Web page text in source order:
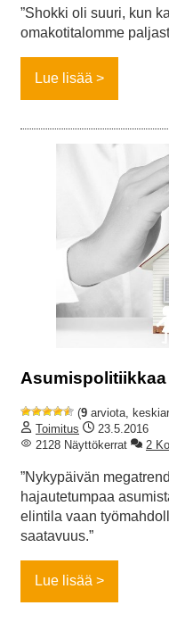
”Shokki oli suuri, kun
omakotitalomme
Lue lisää
(9 arviota,
Toimitus
23.5.2016
2128 Näyttökerrat
2
”Nykypäivän
hajautetumpaa
elintila vaan
saatavuus.”
Lue lisää